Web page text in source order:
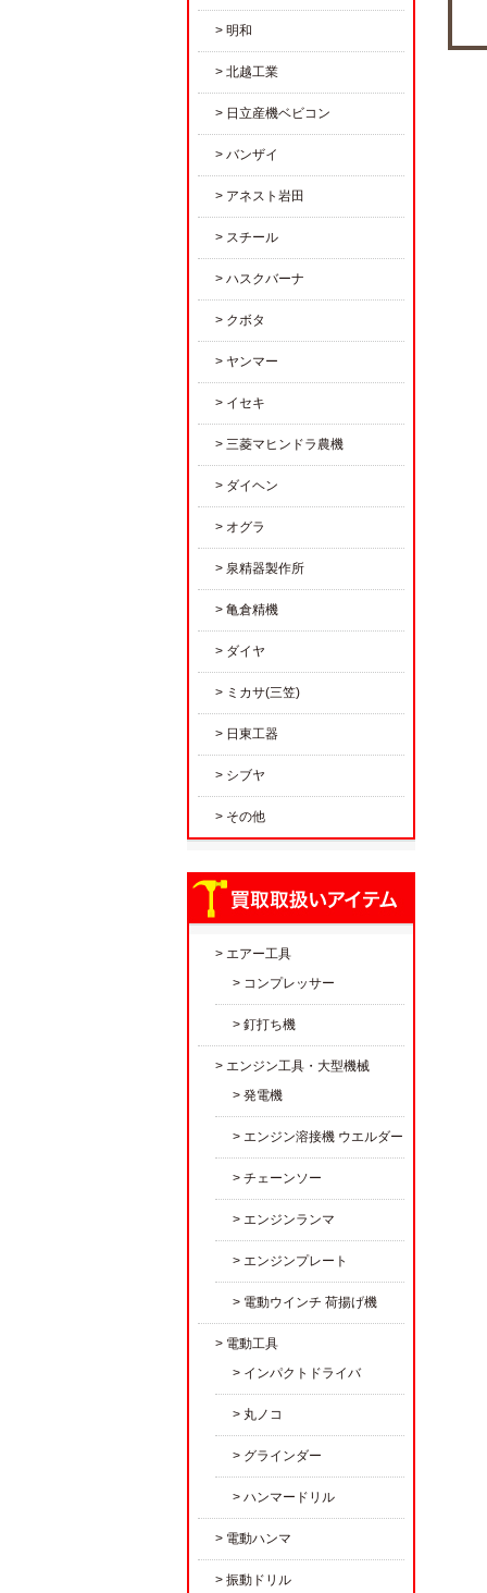
明和
北越工業
日立産機ベビコン
バンザイ
アネスト岩田
スチール
ハスクバーナ
クボタ
ヤンマー
イセキ
三菱マヒンドラ農機
ダイヘン
オグラ
泉精器製作所
亀倉精機
ダイヤ
ミカサ(三笠)
日東工器
シブヤ
その他
エアー工具
コンプレッサー
釘打ち機
エンジン工具・大型機械
発電機
エンジン溶接機 ウエルダー
チェーンソー
エンジンランマ
エンジンプレート
電動ウインチ 荷揚げ機
電動工具
インパクトドライバ
丸ノコ
グラインダー
ハンマードリル
電動ハンマ
振動ドリル